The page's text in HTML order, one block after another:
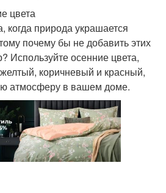
цвета
когда природа украшается
почему бы не добавить этих
Используйте осенние цвета,
коричневый и красный,
атмосферу в вашем доме.